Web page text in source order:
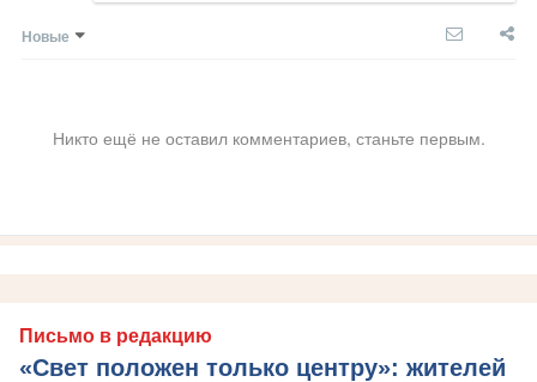
Новые
Никто ещё не оставил комментариев, станьте первым.
Письмо в редакцию
«Свет положен только центру»: жителей